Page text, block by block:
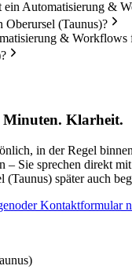
ein Automatisierung &
Oberursel (Taunus)?
&
Minuten. Klarheit.
in der Regel
– Sie sprechen direkt
(Taunus) später auch
oder Kontaktformular